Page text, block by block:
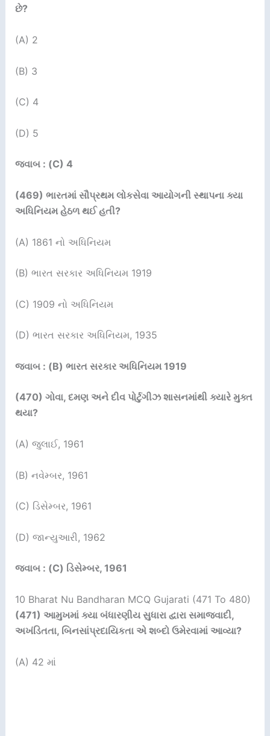
છે?
(A) 2
(B) 3
(C) 4
(D) 5
જવાબ : (C) 4
(469) ભારતમાં સૌપ્રથમ લોકસેવા આયોગની સ્થાપના ક્યા
અધિનિયમ હેઠળ થઈ હતી?
(A) 1861 નો અધિનિયમ
(B) ભારત સરકાર અધિનિયમ 1919
(C) 1909 નો અધિનિયમ
(D) ભારત સરકાર અધિનિયમ, 1935
જવાબ : (B) ભારત સરકાર અધિનિયમ 1919
(470) ગોવા, દમણ અને દીવ પોર્ટુગીઝ શાસનમાંથી ક્યારે મુક્ત
થયા?
(A) જુલાઈ, 1961
(B) નવેમ્બર, 1961
(C) ડિસેમ્બર, 1961
(D) જાન્યુઆરી, 1962
જવાબ : (C) ડિસેમ્બર, 1961
10 Bharat Nu Bandharan MCQ Gujarati (471 To 480)
(471) આમુખમાં ક્યા બંધારણીય સુધારા દ્વારા સમાજવાદી,
અખંડિતતા, બિનસાંપ્રદાયિકતા એ શબ્દો ઉમેરવામાં આવ્યા?
(A) 42 માં